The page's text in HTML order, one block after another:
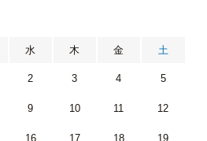
水 木 金 土
2 3 4 5
9 10 11 12
16 17 18 19